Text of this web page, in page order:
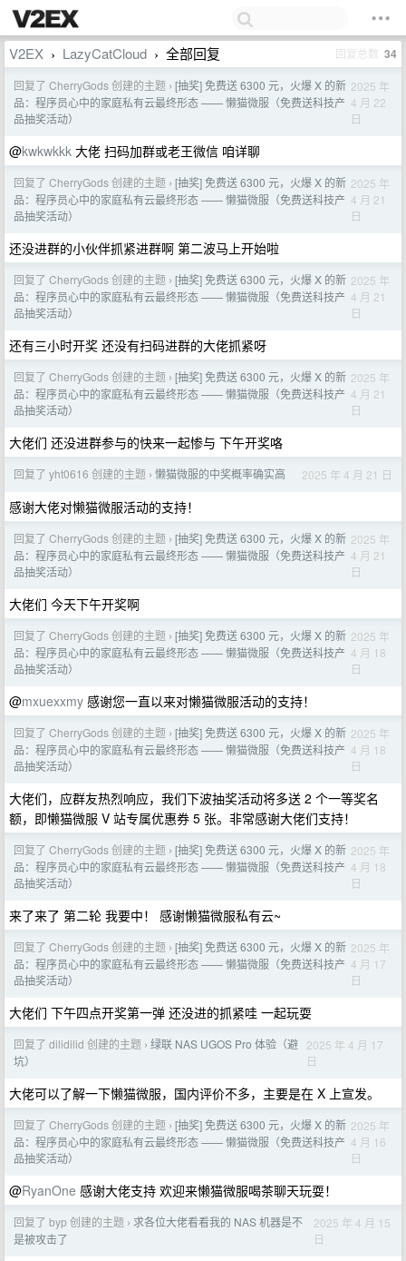
V2EX › LazyCatCloud › 全部回复 回复总数 34
回复了 CherryGods 创建的主题 › [抽奖] 免费送 6300 元，火爆 X 的新
品：程序员心中的家庭私有云最终形态 —— 懒猫微服（免费送科技产
品抽奖活动）
2025 年
4 月 22
日
@kwkwkkk 大佬 扫码加群或老王微信 咱详聊
回复了 CherryGods 创建的主题 › [抽奖] 免费送 6300 元，火爆 X 的新
品：程序员心中的家庭私有云最终形态 —— 懒猫微服（免费送科技产
品抽奖活动）
2025 年
4 月 21
日
还没进群的小伙伴抓紧进群啊 第二波马上开始啦
回复了 CherryGods 创建的主题 › [抽奖] 免费送 6300 元，火爆 X 的新
品：程序员心中的家庭私有云最终形态 —— 懒猫微服（免费送科技产
品抽奖活动）
2025 年
4 月 21
日
还有三小时开奖 还没有扫码进群的大佬抓紧呀
回复了 CherryGods 创建的主题 › [抽奖] 免费送 6300 元，火爆 X 的新
品：程序员心中的家庭私有云最终形态 —— 懒猫微服（免费送科技产
品抽奖活动）
2025 年
4 月 21
日
大佬们 还没进群参与的快来一起惨与 下午开奖咯
回复了 yht0616 创建的主题 › 懒猫微服的中奖概率确实高 2025 年 4 月 21 日
感谢大佬对懒猫微服活动的支持！
回复了 CherryGods 创建的主题 › [抽奖] 免费送 6300 元，火爆 X 的新
品：程序员心中的家庭私有云最终形态 —— 懒猫微服（免费送科技产
品抽奖活动）
2025 年
4 月 21
日
大佬们 今天下午开奖啊
回复了 CherryGods 创建的主题 › [抽奖] 免费送 6300 元，火爆 X 的新
品：程序员心中的家庭私有云最终形态 —— 懒猫微服（免费送科技产
品抽奖活动）
2025 年
4 月 18
日
@mxuexxmy 感谢您一直以来对懒猫微服活动的支持！
回复了 CherryGods 创建的主题 › [抽奖] 免费送 6300 元，火爆 X 的新
品：程序员心中的家庭私有云最终形态 —— 懒猫微服（免费送科技产
品抽奖活动）
2025 年
4 月 18
日
大佬们，应群友热烈响应，我们下波抽奖活动将多送 2 个一等奖名
额，即懒猫微服 V 站专属优惠券 5 张。非常感谢大佬们支持！
回复了 CherryGods 创建的主题 › [抽奖] 免费送 6300 元，火爆 X 的新
品：程序员心中的家庭私有云最终形态 —— 懒猫微服（免费送科技产
品抽奖活动）
2025 年
4 月 18
日
来了来了 第二轮 我要中！ 感谢懒猫微服私有云~
回复了 CherryGods 创建的主题 › [抽奖] 免费送 6300 元，火爆 X 的新
品：程序员心中的家庭私有云最终形态 —— 懒猫微服（免费送科技产
品抽奖活动）
2025 年
4 月 17
日
大佬们 下午四点开奖第一弹 还没进的抓紧哇 一起玩耍
回复了 dilidilid 创建的主题 › 绿联 NAS UGOS Pro 体验（避
坑）
2025 年 4 月 17
日
大佬可以了解一下懒猫微服，国内评价不多，主要是在 X 上宣发。
回复了 CherryGods 创建的主题 › [抽奖] 免费送 6300 元，火爆 X 的新
品：程序员心中的家庭私有云最终形态 —— 懒猫微服（免费送科技产
品抽奖活动）
2025 年
4 月 16
日
@RyanOne 感谢大佬支持 欢迎来懒猫微服喝茶聊天玩耍！
回复了 byp 创建的主题 › 求各位大佬看看我的 NAS 机器是不
是被攻击了
2025 年 4 月 15
日